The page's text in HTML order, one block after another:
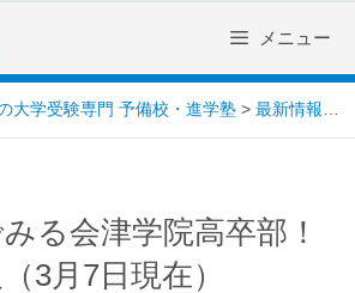
メニュー
大学受験専門 予備校・進学塾 > 最新情報 >
る会津学院高卒部！
3月7日現在）